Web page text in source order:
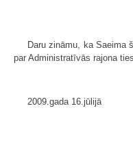
Daru zināmu, ka Saeima
par Administratīvās rajona
2009.gada 16.jūlijā